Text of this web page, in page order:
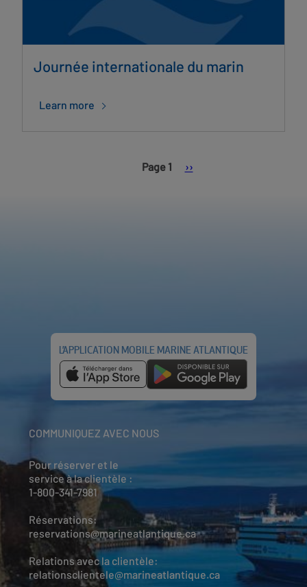
Journée internationale du marin
Learn more
Pagination
Page 1
Page
››
L’APPLICATION MOBILE MARINE ATLANTIQUE
COMMUNIQUEZ AVEC NOUS
Pour réserver et le
service à la clientèle :
1-800-341-7981
Réservations:
reservations@marineatlantique.ca
Relations avec la clientèle:
relationsclientele@marineatlantique.ca